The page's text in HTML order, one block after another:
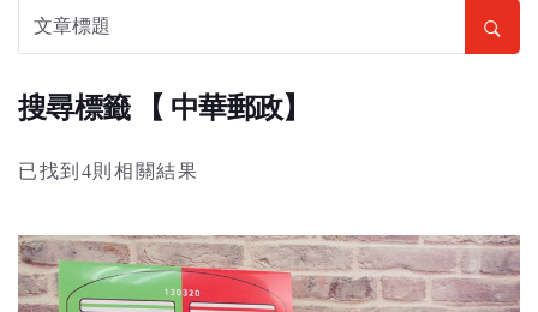
搜尋標籤 【 中華郵政】
已找到4則相關結果